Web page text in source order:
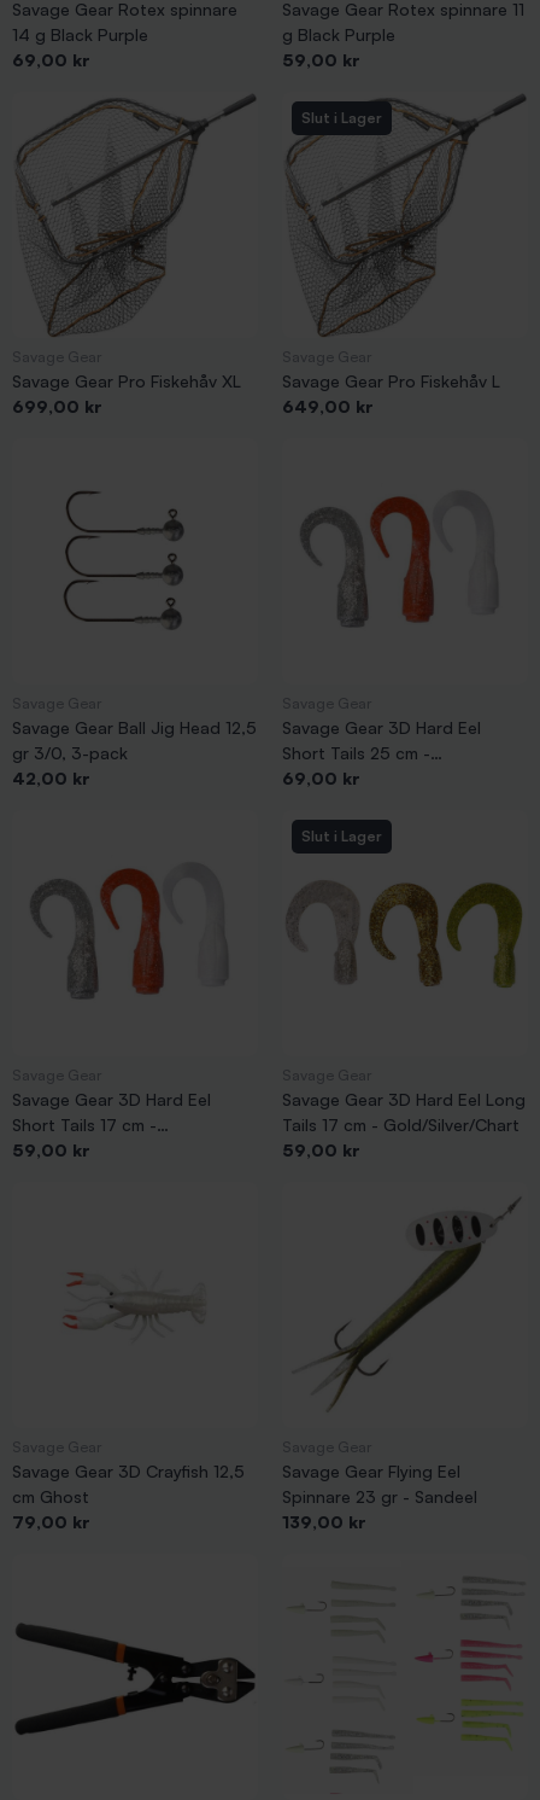
Savage Gear Rotex spinnare
14 g Black Purple
Pris
69,00 kr
Savage Gear Rotex spinnare 11
g Black Purple
Pris
59,00 kr
Savage Gear Pro Fiskehåv XL
Pris
699,00 kr
Slut i Lager
Savage Gear Pro Fiskehåv L
Pris
649,00 kr
Savage Gear Ball Jig Head 12,5
gr 3/0, 3-pack
Pris
42,00 kr
Savage Gear 3D Hard Eel
Short Tails 25 cm -
Orange/Silver/White
Pris
69,00 kr
Savage Gear 3D Hard Eel
Short Tails 17 cm -
Orange/Silver/White
Pris
59,00 kr
Slut i Lager
Savage Gear 3D Hard Eel Long
Tails 17 cm - Gold/Silver/Chart
Pris
59,00 kr
Savage Gear 3D Crayfish 12,5
cm Ghost
Pris
79,00 kr
Savage Gear Flying Eel
Spinnare 23 gr - Sandeel
Pris
139,00 kr